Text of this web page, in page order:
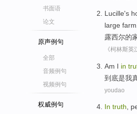
书面语
论文
原声例句
全部
音频例句
视频例句
权威例句
Lucille's
large farm
露西尔的
《柯林斯英
Am I in
到底是我
youdao
In truth,